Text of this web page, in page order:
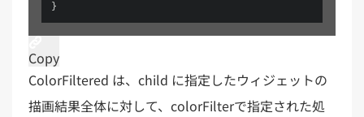
Copy
ColorFiltered は、child に指定したウィジェットの
描画結果全体に対して、colorFilterで指定された処